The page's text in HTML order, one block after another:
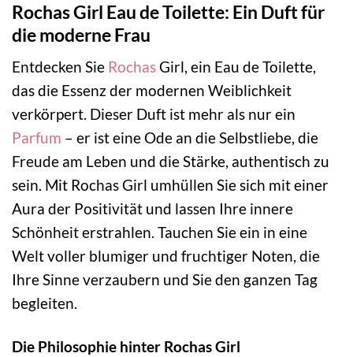
Rochas Girl Eau de Toilette: Ein Duft für
die moderne Frau
Entdecken Sie RochasGirl, ein Eau de Toilette,
das die Essenz der modernen Weiblichkeit
verkörpert. Dieser Duft ist mehr als nur ein
Parfum – er ist eine Ode an die Selbstliebe, die
Freude am Leben und die Stärke, authentisch zu
sein. Mit Rochas Girl umhüllen Sie sich mit einer
Aura der Positivität und lassen Ihre innere
Schönheit erstrahlen. Tauchen Sie ein in eine
Welt voller blumiger und fruchtiger Noten, die
Ihre Sinne verzaubern und Sie den ganzen Tag
begleiten.
Die Philosophie hinter Rochas Girl